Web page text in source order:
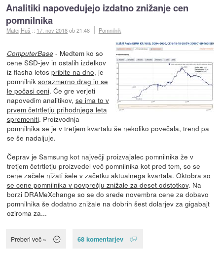
Analitiki napovedujejo izdatno znižanje cen
pomnilnika
Matej Huš :: 17. nov 2018ob 21:48 Pomnilnik
ComputerBase- Medtem ko so
cene SSD-jev in ostalih izdelkov
iz flasha letos pribite na dno, je
pomnilnik sorazmerno drag in se
le počasi ceni. Če gre verjeti
napovedim analitikov, se ima to v
prvem četrtletju prihodnjega leta
spremeniti. Proizvodnja
pomnilnika se je v tretjem kvartalu še nekoliko povečala, trend pa
se še nadaljuje.
Čeprav je Samsung kot največji proizvajalec pomnilnika že v
tretjem četrtletju proizvedel več pomnilnika kot pred tem, so se
cene začele nižati šele v začetku aktualnega kvartala. Oktobra so
se cene pomnilnika v povprečju znižale za deset odstotkov. Na
borzi DRAMeXchange so se do srede novembra cene za dobavo
pomnilnika še dodatno znižale na dobrih šest dolarjev za gigabajt
oziroma za...
Preberi več » 68 komentarjev